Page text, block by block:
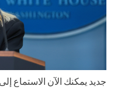
جديد يمكنك الآن الاستماع